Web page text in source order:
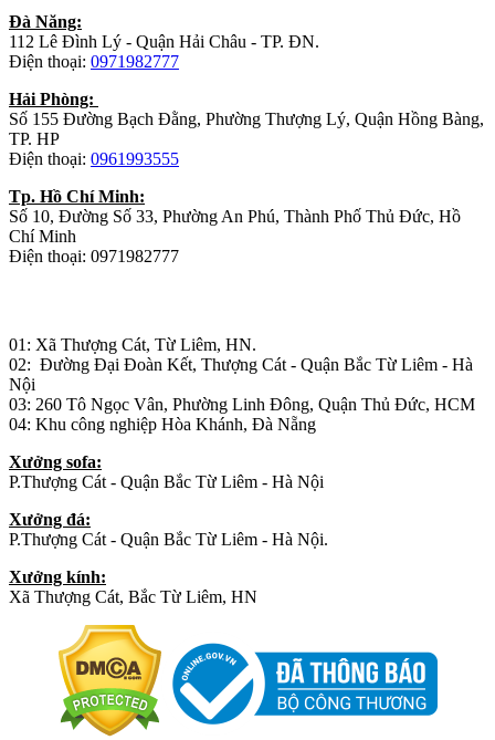
Đà Năng:
112 Lê Đình Lý - Quận Hải Châu - TP. ĐN.
Điện thoại: 0971982777
Hải Phòng:
Số 155 Đường Bạch Đằng, Phường Thượng Lý, Quận Hồng Bàng,
TP. HP
Điện thoại: 0961993555
Tp. Hồ Chí Minh:
Số 10, Đường Số 33, Phường An Phú, Thành Phố Thủ Đức, Hồ
Chí Minh
Điện thoại: 0971982777
01: Xã Thượng Cát, Từ Liêm, HN.
02: Đường Đại Đoàn Kết, Thượng Cát - Quận Bắc Từ Liêm - Hà
Nội
03: 260 Tô Ngọc Vân, Phường Linh Đông, Quận Thủ Đức, HCM
04: Khu công nghiệp Hòa Khánh, Đà Nẵng
Xưởng sofa:
P.Thượng Cát - Quận Bắc Từ Liêm - Hà Nội
Xưởng đá:
P.Thượng Cát - Quận Bắc Từ Liêm - Hà Nội.
Xưởng kính:
Xã Thượng Cát, Bắc Từ Liêm, HN